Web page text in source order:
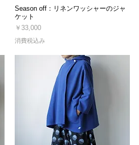
Season off：リネンワッシャーのジャ
ケット
価格
￥33,000
消費税込み